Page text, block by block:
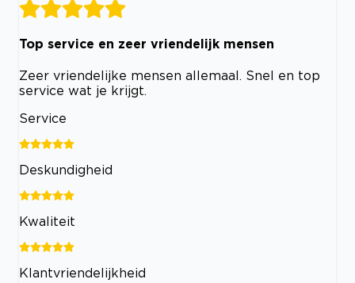
Top service en zeer vriendelijk mensen
Zeer vriendelijke mensen allemaal. Snel en top
service wat je krijgt.
Service
Deskundigheid
Kwaliteit
Klantvriendelijkheid